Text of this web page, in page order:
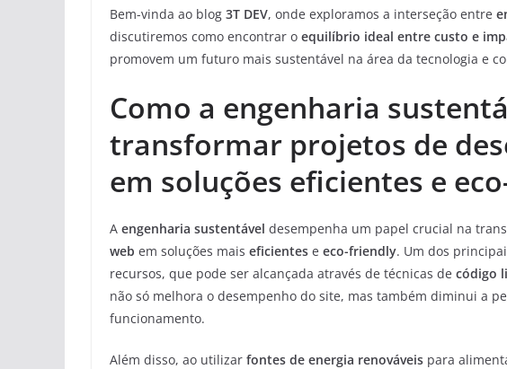
Bem-vinda ao blog 3T DEV, onde exploramos a interseção entre
discutiremos como encontrar o equilíbrio ideal entre custo e
promovem um futuro mais sustentável na área da tecnologia e
Como a engenharia
transformar projetos de
em soluções eficientes e
A engenharia sustentável desempenha um papel crucial na
web em soluções mais eficientes e eco-friendly. Um dos
recursos, que pode ser alcançada através de técnicas de código
não só melhora o desempenho do site, mas também diminui a
funcionamento.
Além disso, ao utilizar fontes de energia renováveis para